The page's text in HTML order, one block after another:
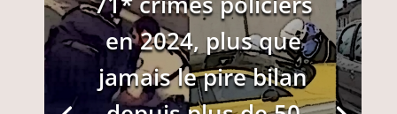
en 2024, plus que
jamais le pire bilan